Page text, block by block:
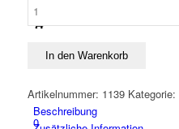
0
DVST8
Menge
In den Warenkorb
Artikelnummer: 1139 Kategorie:
Beschreibung